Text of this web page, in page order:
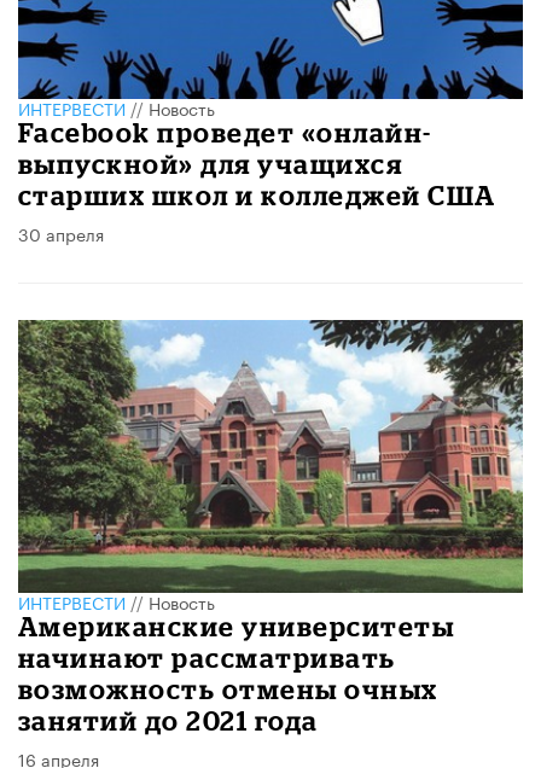
ИНТЕРВЕСТИ//Новость
Facebook проведет «онлайн-
выпускной» для учащихся
старших школ и колледжей США
30 апреля
ИНТЕРВЕСТИ//Новость
Американские университеты
начинают рассматривать
возможность отмены очных
занятий до 2021 года
16 апреля